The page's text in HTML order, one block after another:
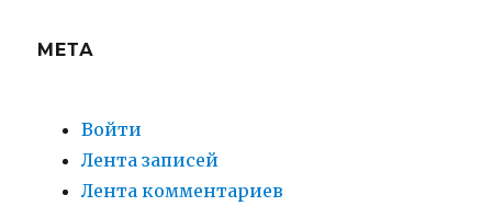
МЕТА
Войти
Лента записей
Лента комментариев